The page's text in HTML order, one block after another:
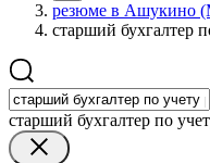
резюме в Ашукино
старший бухгалтер
старший бухгалтер по